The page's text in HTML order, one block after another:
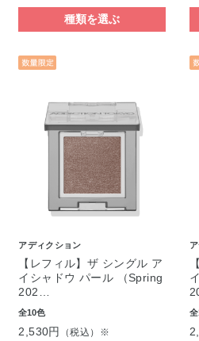
種類を選ぶ
アディクション
【レフィル】ザ シングル ア
イシャドウ パール （Spring
202…
全10色
2,530円 （税込）※